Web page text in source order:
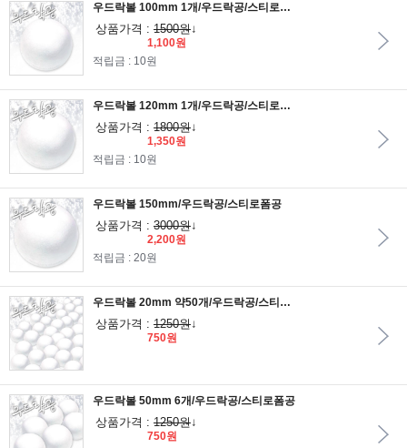
우드락볼 100mm 1개/우드락공/스티로폼공
상품가격 : 1500원↓
1,100원
적립금 : 10원
우드락볼 120mm 1개/우드락공/스티로폼공
상품가격 : 1800원↓
1,350원
적립금 : 10원
우드락볼 150mm/우드락공/스티로폼공
상품가격 : 3000원↓
2,200원
적립금 : 20원
우드락볼 20mm 약50개/우드락공/스티로폼공
상품가격 : 1250원↓
750원
우드락볼 50mm 6개/우드락공/스티로폼공
상품가격 : 1250원↓
750원